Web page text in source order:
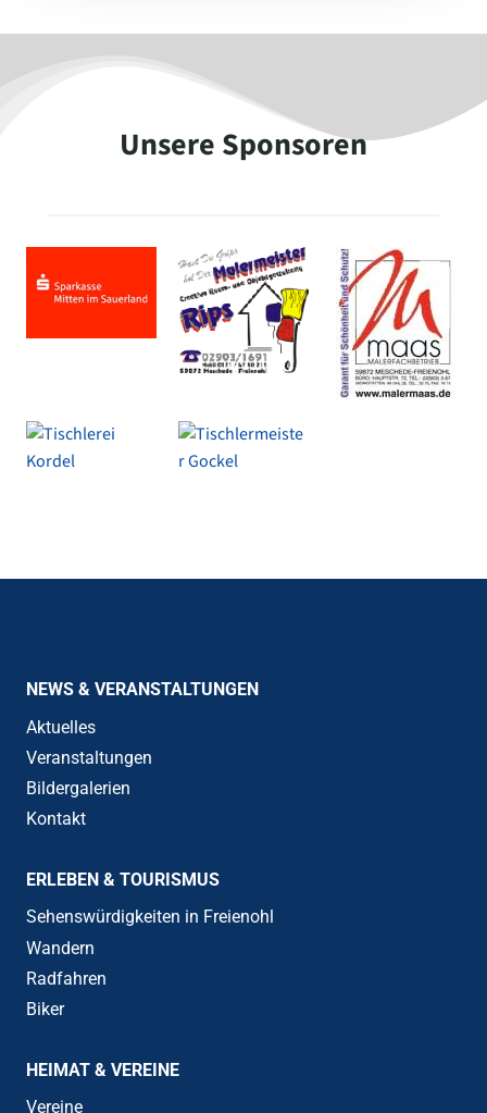
Unsere Sponsoren
NEWS & VERANSTALTUNGEN
Aktuelles
Veranstaltungen
Bildergalerien
Kontakt
ERLEBEN & TOURISMUS
Sehenswürdigkeiten in Freienohl
Wandern
Radfahren
Biker
HEIMAT & VEREINE
Vereine